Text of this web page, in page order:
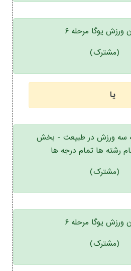
ورزش یوگا مرحله ۶
(مشترک)
یا
سه ورزش در طبیعت - بخش
رشته ها تمام درجه ها
(مشترک)
ورزش یوگا مرحله ۶
(مشترک)